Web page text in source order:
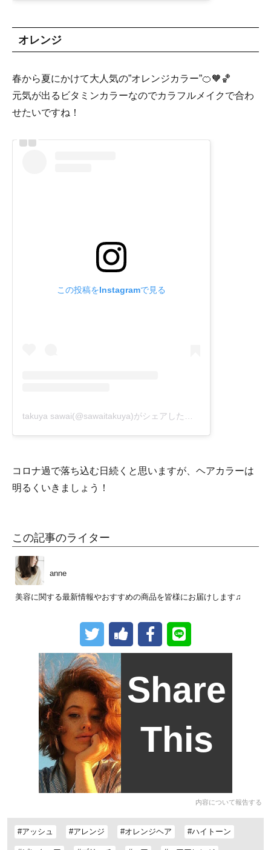
オレンジ
春から夏にかけて大人気の”オレンジカラー”🍊🧡🏀
元気が出るビタミンカラーなのでカラフルメイクで合わ
せたいですね！
この投稿をInstagramで見る
コロナ過で落ち込む日続くと思いますが、ヘアカラーは
明るくいきましょう！
この記事のライター
anne
美容に関する最新情報やおすすめの商品を皆様にお届けします♫
Share
This
内容について報告する
#アッシュ #アレンジ #オレンジヘア #ハイトーン